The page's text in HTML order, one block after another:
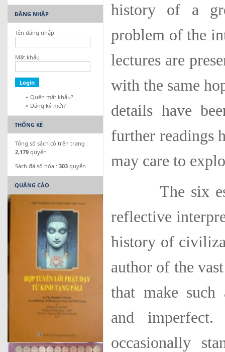
history of a
problem of the
lectures are
with the same
details have
further readings
may care to
The six
reflective
history of
author of the
that make such
and
occasionally
ĐĂNG NHẬP
Tên đăng nhập
Mật khẩu
Quên mật khẩu?
Đăng ký mới?
THỐNG KÊ
Tổng số sách có trên trang :
2,179 quyển
Sách đã số hóa : 303 quyển
QUẢNG CÁO